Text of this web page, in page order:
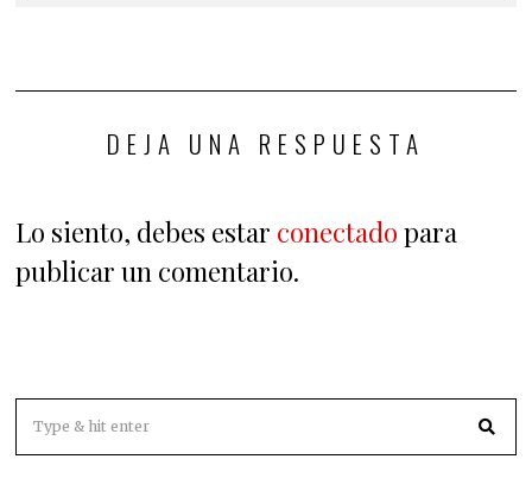
DEJA UNA RESPUESTA
Lo siento, debes estar conectado para
publicar un comentario.